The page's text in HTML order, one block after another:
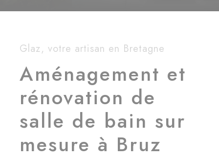
Glaz, votre artisan en Bretagne
Aménagement et
rénovation de
salle de bain sur
mesure à Bruz